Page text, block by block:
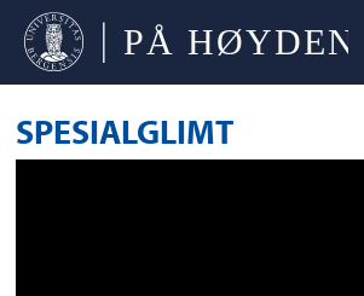
SPESIALGLIMT